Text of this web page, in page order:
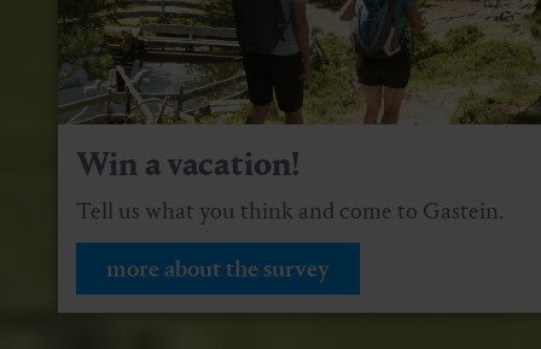
Win a vacation!
Tell us what you think and come to Gastein.
more about the survey